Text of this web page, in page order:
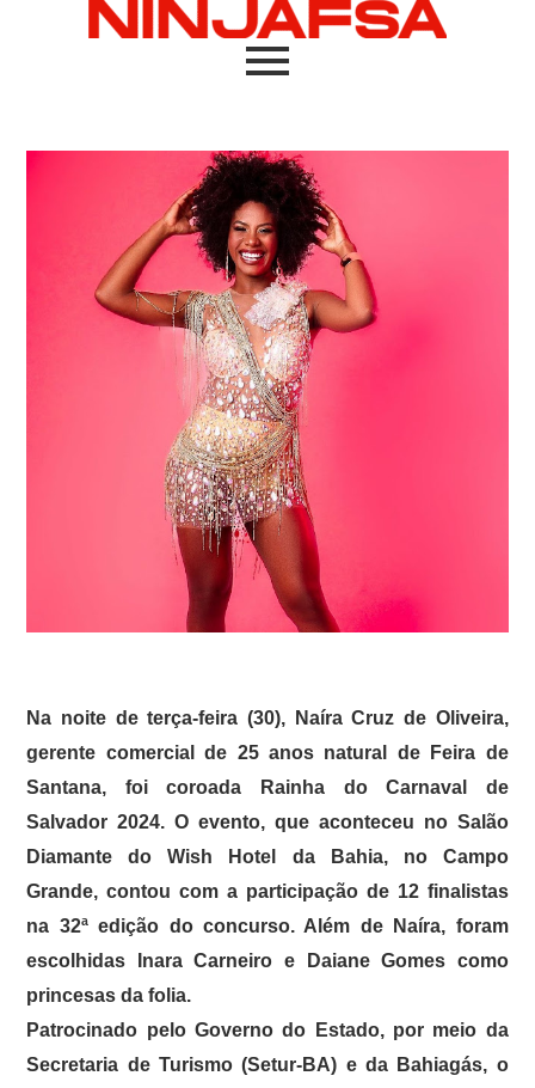
Na noite de terça-feira (30), Naíra Cruz de Oliveira,
gerente comercial de 25 anos natural de Feira de
Santana, foi coroada Rainha do Carnaval de
Salvador 2024. O evento, que aconteceu no Salão
Diamante do Wish Hotel da Bahia, no Campo
Grande, contou com a participação de 12 finalistas
na 32ª edição do concurso. Além de Naíra, foram
escolhidas Inara Carneiro e Daiane Gomes como
princesas da folia.
Patrocinado pelo Governo do Estado, por meio da
Secretaria de Turismo (Setur-BA) e da Bahiagás, o